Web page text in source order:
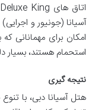
آسیانا (جونیور و
امکان برای مهمانانی
استحمام هستند، بسیار
نتیجه گیری
هتل آسیانا دبی، با